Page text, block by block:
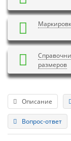
размеров
Описание
Вопрос-ответ